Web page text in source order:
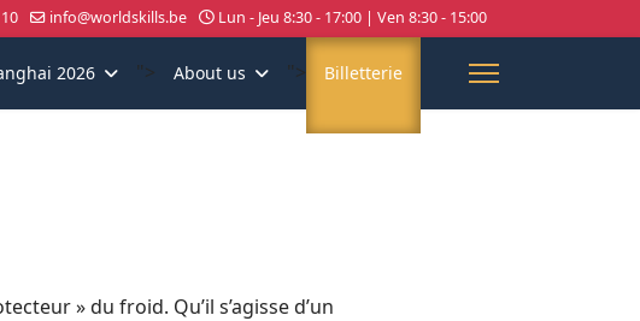
info@worldskills.be Lun - Jeu 8:30 - 17:00 | Ven 8:30 - 15:00
2026 "> About us "> Billetterie
» du froid. Qu’il s’agisse d’un